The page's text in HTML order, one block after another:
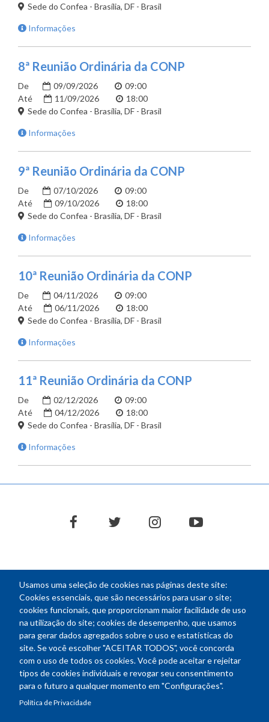
Usamos uma seleção de cookies nas páginas deste site:
Cookies essenciais, que são necessários para usar o site;
cookies funcionais, que proporcionam maior facilidade de uso
na utilização do site; cookies de desempenho, que usamos
para gerar dados agregados sobre o uso e estatísticas do
site. Se você escolher "ACEITAR TODOS", você concorda
com o uso de todos os cookies. Você pode aceitar e rejeitar
tipos de cookies individuais e revogar seu consentimento
para o futuro a qualquer momento em "Configurações".
Política de Privacidade
Sede do Confea - Brasília, DF - Brasil
Informações
8ª Reunião Ordinária da CONP
De 09/09/2026
09:00
Até
11/09/2026
18:00
Sede do Confea - Brasília, DF - Brasil
Informações
9ª Reunião Ordinária da CONP
De 07/10/2026
09:00
Até
09/10/2026
18:00
Sede do Confea - Brasília, DF - Brasil
Informações
10ª Reunião Ordinária da CONP
De 04/11/2026
09:00
Até
06/11/2026
18:00
Sede do Confea - Brasília, DF - Brasil
Informações
11ª Reunião Ordinária da CONP
De 02/12/2026
09:00
Até
04/12/2026
18:00
Sede do Confea - Brasília, DF - Brasil
Informações
facebooktwitter instagramyoutube
NEWSLETTER
Endereço: SEPN 508, Bloco A
70740-541 - Brasília-DF